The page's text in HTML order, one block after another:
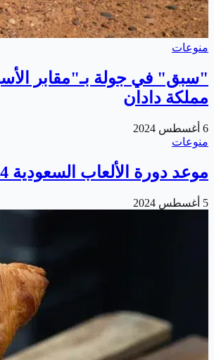
منوعات
"سبق" في جولة بـ"مقابر
مملكة دادان
6 أغسطس 2024
منوعات
موعد دورة الألعاب السعودية 2024
5 أغسطس 2024